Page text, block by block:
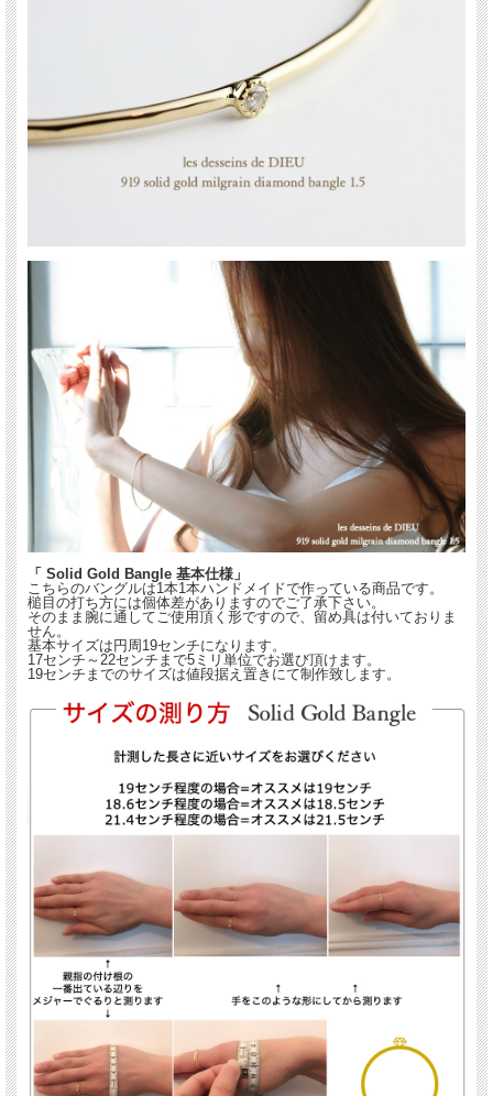
「 Solid Gold Bangle 基本仕様」
こちらのバングルは1本1本ハンドメイドで作っている商品です。
槌目の打ち方には個体差がありますのでご了承下さい。
そのまま腕に通してご使用頂く形ですので、留め具は付いておりま
せん。
基本サイズは円周19センチになります。
17センチ～22センチまで5ミリ単位でお選び頂けます。
19センチまでのサイズは値段据え置きにて制作致します。